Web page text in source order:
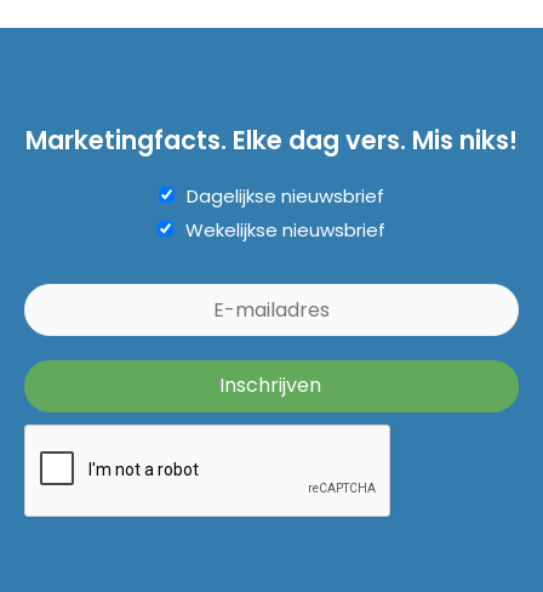
Marketingfacts. Elke dag vers. Mis niks!
Dagelijkse nieuwsbrief
Wekelijkse nieuwsbrief